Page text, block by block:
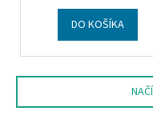
DO KOŠÍKA